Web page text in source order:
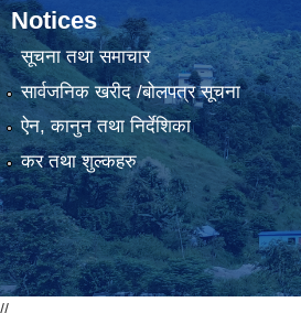
Notices
सूचना तथा समाचार
सार्वजनिक खरीद /बोलपत्र सूचना
ऐन, कानुन तथा निर्देशिका
कर तथा शुल्कहरु
//